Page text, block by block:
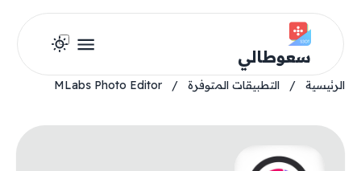
سعوطالي
الرئيسية / التطبيقات المتوفرة /
MLabs Photo Editor